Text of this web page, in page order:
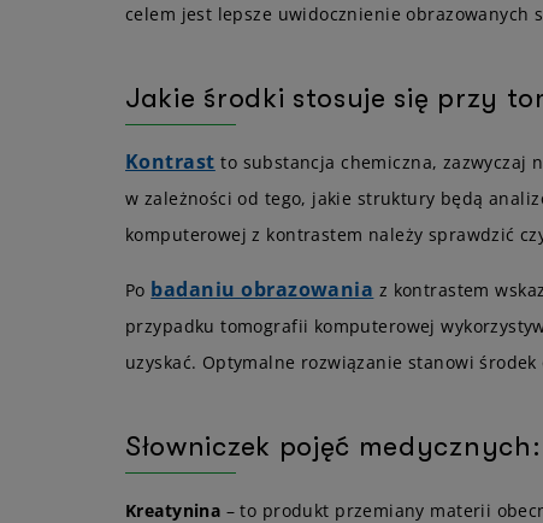
celem jest lepsze uwidocznienie
Jakie środki stosuje się przy
Kontrast to substancja chemiczna, zazwyczaj
w zależności od tego, jakie struktury będą
komputerowej z kontrastem należy sprawdzić
Po badaniu obrazowania z kontrastem
przypadku tomografii komputerowej
uzyskać. Optymalne rozwiązanie stanowi
Słowniczek pojęć medycznych:
Kreatynina – to produkt przemiany materii